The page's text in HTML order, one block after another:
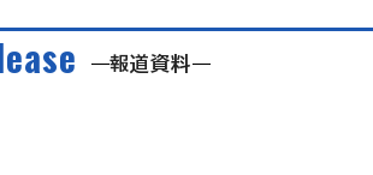
報道資料